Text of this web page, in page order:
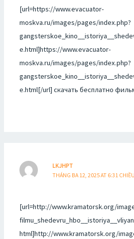
[url=https://www.evacuator-
moskva.ru/images/pages/index.php?
e.html]https://www.evacuator-
moskva.ru/images/pages/index.php?
e.html[/url] скачать бесплатно
LKJHPT
THÁNG BA 12, 2025 AT 6:31 CHIỀU
[url=http://www.kramatorsk.org/
html]http://www.kramatorsk.org/